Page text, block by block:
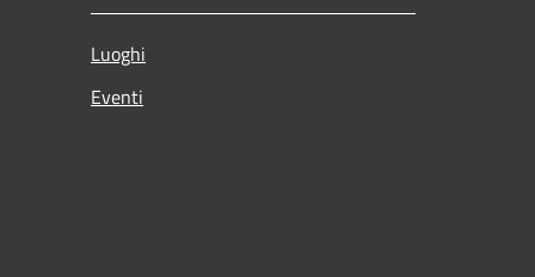
Luoghi
Eventi